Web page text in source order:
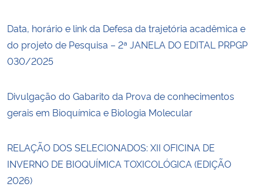
Data, horário e link da Defesa da trajetória acadêmica e
do projeto de Pesquisa – 2ª JANELA DO EDITAL PRPGP
030/2025
Divulgação do Gabarito da Prova de conhecimentos
gerais em Bioquímica e Biologia Molecular
RELAÇÃO DOS SELECIONADOS: XII OFICINA DE
INVERNO DE BIOQUÍMICA TOXICOLÓGICA (EDIÇÃO
2026)